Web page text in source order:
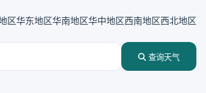
区华东地区华南地区华中地区西南地区西北地区
查询天气